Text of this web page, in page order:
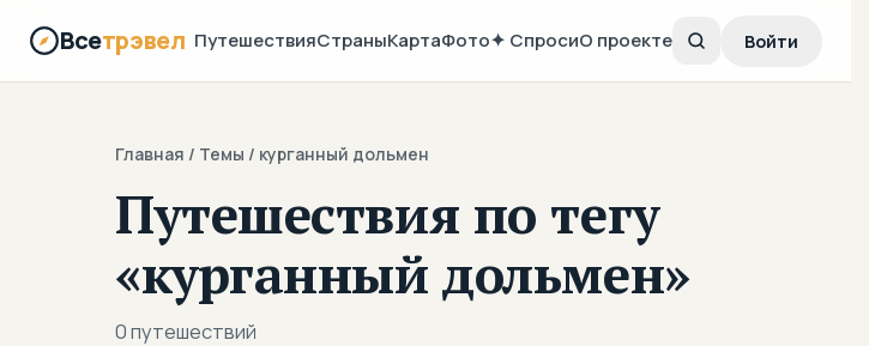
Всетрэвел ПутешествияСтраныКартаФото✦ СпросиО проекте Войти
Главная / Темы / курганный дольмен
Путешествия по тегу
«курганный дольмен»
0 путешествий